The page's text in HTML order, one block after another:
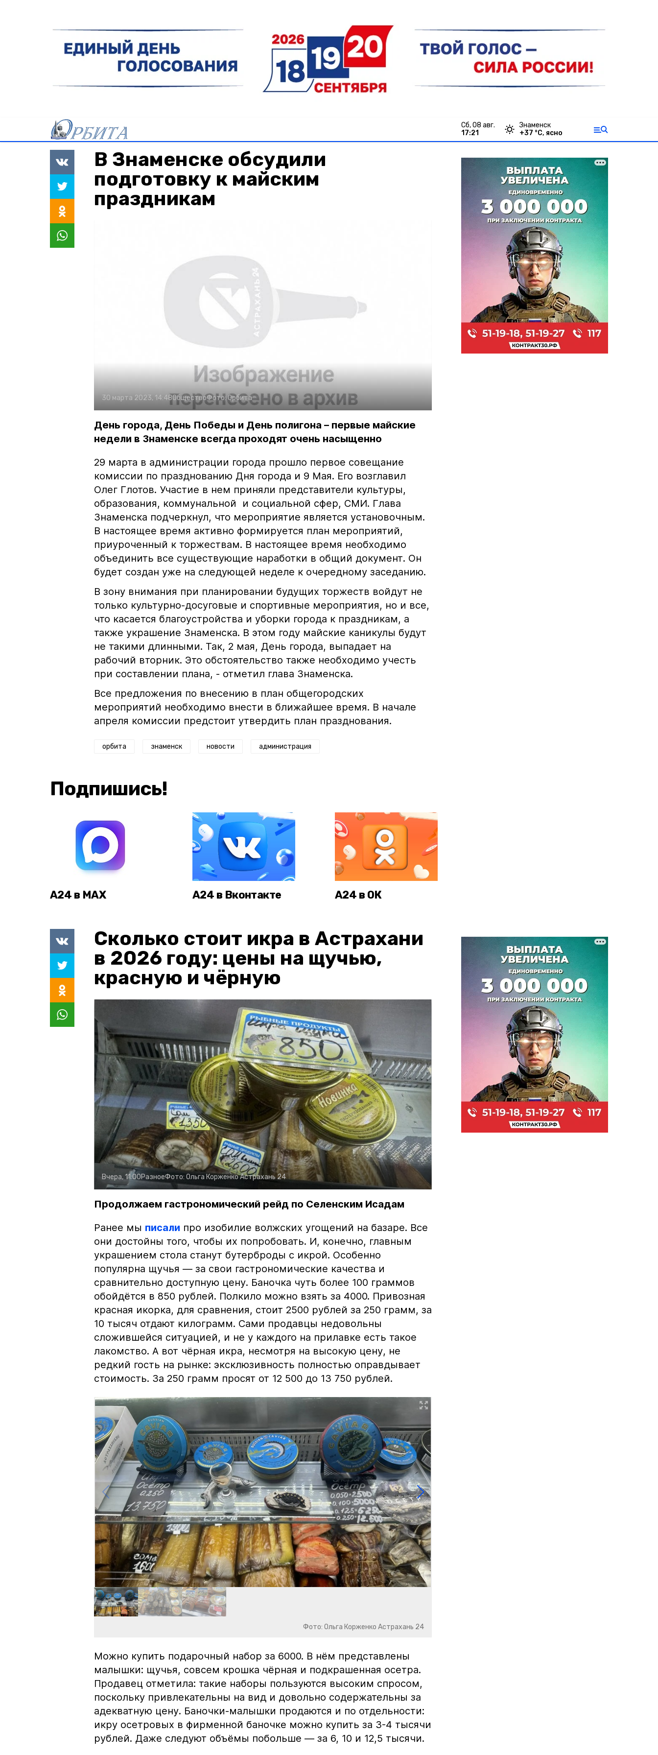
сб, 08 авг.
17:21
Знаменск
+37 °С, ясно
В Знаменске обсудили
подготовку к майским
праздникам
30 марта 2023, 14:48ОбществоФото:Орбита
День города, День Победы и День полигона – первые майские
недели в Знаменске всегда проходят очень насыщенно
29 марта в администрации города прошло первое совещание
комиссии по празднованию Дня города и 9 Мая. Его возглавил
Олег Глотов. Участие в нем приняли представители культуры,
образования, коммунальной и социальной сфер, СМИ. Глава
Знаменска подчеркнул, что мероприятие является установочным.
В настоящее время активно формируется план мероприятий,
приуроченный к торжествам. В настоящее время необходимо
объединить все существующие наработки в общий документ. Он
будет создан уже на следующей неделе к очередному заседанию.
В зону внимания при планировании будущих торжеств войдут не
только культурно-досуговые и спортивные мероприятия, но и все,
что касается благоустройства и уборки города к праздникам, а
также украшение Знаменска. В этом году майские каникулы будут
не такими длинными. Так, 2 мая, День города, выпадает на
рабочий вторник. Это обстоятельство также необходимо учесть
при составлении плана, - отметил глава Знаменска.
Все предложения по внесению в план общегородских
мероприятий необходимо внести в ближайшее время. В начале
апреля комиссии предстоит утвердить план празднования.
орбита знаменск новости администрация
Подпишись!
А24 в MAX А24 в Вконтакте А24 в ОК
Сколько стоит икра в Астрахани
в 2026 году: цены на щучью,
красную и чёрную
Вчера, 11:00РазноеФото: Ольга КорженкоАстрахань 24
Продолжаем гастрономический рейд по Селенским Исадам
Ранее мы писали про изобилие волжских угощений на базаре. Все
они достойны того, чтобы их попробовать. И, конечно, главным
украшением стола станут бутерброды с икрой. Особенно
популярна щучья — за свои гастрономические качества и
сравнительно доступную цену. Баночка чуть более 100 граммов
обойдётся в 850 рублей. Полкило можно взять за 4000. Привозная
красная икорка, для сравнения, стоит 2500 рублей за 250 грамм, за
10 тысяч отдают килограмм. Сами продавцы недовольны
сложившейся ситуацией, и не у каждого на прилавке есть такое
лакомство. А вот чёрная икра, несмотря на высокую цену, не
редкий гость на рынке: эксклюзивность полностью оправдывает
стоимость. За 250 грамм просят от 12 500 до 13 750 рублей.
Фото: Ольга Корженко Астрахань 24
Можно купить подарочный набор за 6000. В нём представлены
малышки: щучья, совсем крошка чёрная и подкрашенная осетра.
Продавец отметила: такие наборы пользуются высоким спросом,
поскольку привлекательны на вид и довольно содержательны за
адекватную цену. Баночки-малышки продаются и по отдельности:
икру осетровых в фирменной баночке можно купить за 3-4 тысячи
рублей. Даже следуют объёмы побольше — за 6, 10 и 12,5 тысячи.